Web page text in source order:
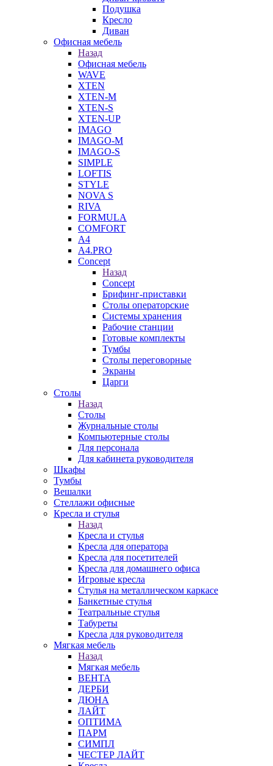
Подушка
Кресло
Диван
Офисная мебель
Назад
Офисная мебель
WAVE
XTEN
XTEN-M
XTEN-S
XTEN-UP
IMAGO
IMAGO-M
IMAGO-S
SIMPLE
LOFTIS
STYLE
NOVA S
RIVA
FORMULA
COMFORT
A4
A4.PRO
Concept
Назад
Concept
Брифинг-приставки
Столы операторские
Системы хранения
Рабочие станции
Готовые комплекты
Тумбы
Столы переговорные
Экраны
Царги
Столы
Назад
Столы
Журнальные столы
Компьютерные столы
Для персонала
Для кабинета руководителя
Шкафы
Тумбы
Вешалки
Стеллажи офисные
Кресла и стулья
Назад
Кресла и стулья
Кресла для оператора
Кресла для посетителей
Кресла для домашнего офиса
Игровые кресла
Стулья на металлическом каркасе
Банкетные стулья
Театральные стулья
Табуреты
Кресла для руководителя
Мягкая мебель
Назад
Мягкая мебель
ВЕНТА
ДЕРБИ
ДЮНА
ЛАЙТ
ОПТИМА
ПАРМ
СИМПЛ
ЧЕСТЕР ЛАЙТ